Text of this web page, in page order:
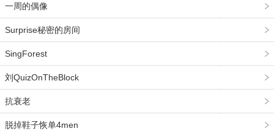
一周的偶像
Surprise秘密的房间
SingForest
刘QuizOnTheBlock
抗衰老
脱掉鞋子恢单4men